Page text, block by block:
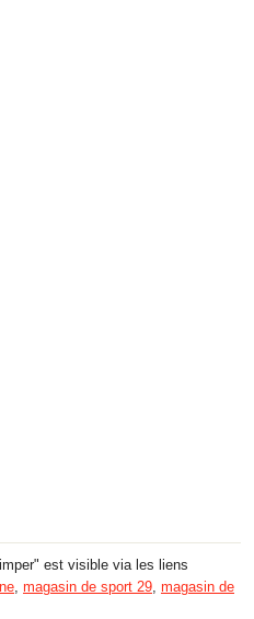
est visible via les liens
, magasin de sport 29, magasin de